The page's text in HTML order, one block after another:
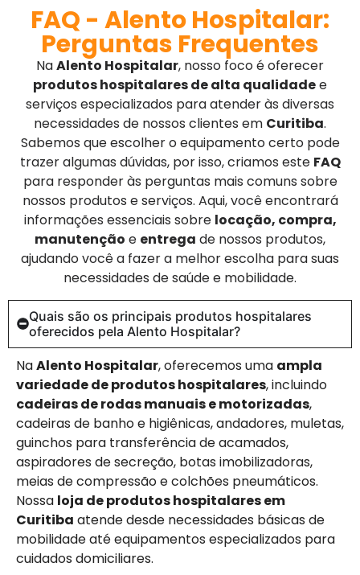
FAQ - Alento Hospitalar:
Perguntas Frequentes
NaAlento Hospitalar, nosso foco é oferecer
produtos hospitalares de alta qualidadee
serviços especializados para atender às diversas
necessidades de nossos clientes em Curitiba.
Sabemos que escolher o equipamento certo pode
trazer algumas dúvidas, por isso, criamos este FAQ
para responder às perguntas mais comuns sobre
nossos produtos e serviços. Aqui, você encontrará
informações essenciais sobre locação, compra,
manutenção e entrega de nossos produtos,
ajudando você a fazer a melhor escolha para suas
necessidades de saúde e mobilidade.
Quais são os principais produtos hospitalares
oferecidos pela Alento Hospitalar?
NaAlento Hospitalar, oferecemos uma ampla
variedade de produtos hospitalares, incluindo
cadeiras de rodas manuais e motorizadas,
cadeiras de banho e higiênicas, andadores, muletas,
guinchos para transferência de acamados,
aspiradores de secreção, botas imobilizadoras,
meias de compressão e colchões pneumáticos.
Nossa loja de produtos hospitalares em
Curitiba atende desde necessidades básicas de
mobilidade até equipamentos especializados para
cuidados domiciliares.